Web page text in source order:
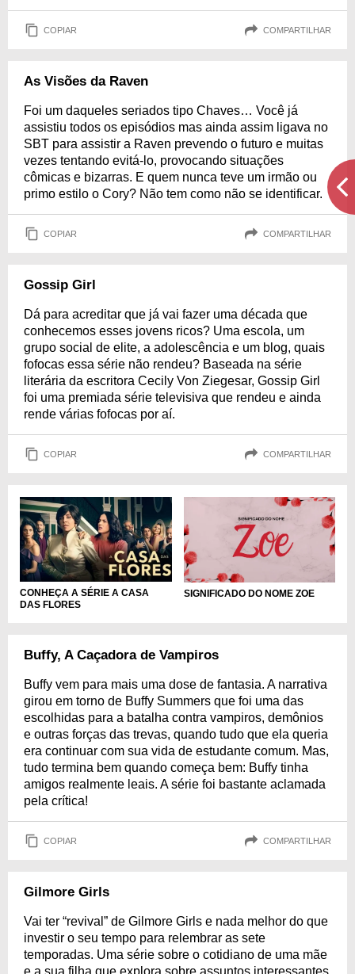
COPIAR COMPARTILHAR
As Visões da Raven
Foi um daqueles seriados tipo Chaves… Você já
assistiu todos os episódios mas ainda assim ligava no
SBT para assistir a Raven prevendo o futuro e muitas
vezes tentando evitá-lo, provocando situações
cômicas e bizarras. E quem nunca teve um irmão ou
primo estilo o Cory? Não tem como não se identificar.
COPIAR COMPARTILHAR
Gossip Girl
Dá para acreditar que já vai fazer uma década que
conhecemos esses jovens ricos? Uma escola, um
grupo social de elite, a adolescência e um blog, quais
fofocas essa série não rendeu? Baseada na série
literária da escritora Cecily Von Ziegesar, Gossip Girl
foi uma premiada série televisiva que rendeu e ainda
rende várias fofocas por aí.
COPIAR COMPARTILHAR
CONHEÇA A SÉRIE A CASA
DAS FLORES
SIGNIFICADO DO NOME ZOE
Buffy, A Caçadora de Vampiros
Buffy vem para mais uma dose de fantasia. A narrativa
girou em torno de Buffy Summers que foi uma das
escolhidas para a batalha contra vampiros, demônios
e outras forças das trevas, quando tudo que ela queria
era continuar com sua vida de estudante comum. Mas,
tudo termina bem quando começa bem: Buffy tinha
amigos realmente leais. A série foi bastante aclamada
pela crítica!
COPIAR COMPARTILHAR
Gilmore Girls
Vai ter “revival” de Gilmore Girls e nada melhor do que
investir o seu tempo para relembrar as sete
temporadas. Uma série sobre o cotidiano de uma mãe